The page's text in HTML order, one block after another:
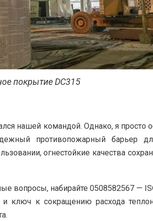
покрытие DC315
нашей командой. Однако, я просто
противопожарный барьер
огнестойкие качества
вопросы, набирайте 0508582567 —
ключ к сокращению расхода